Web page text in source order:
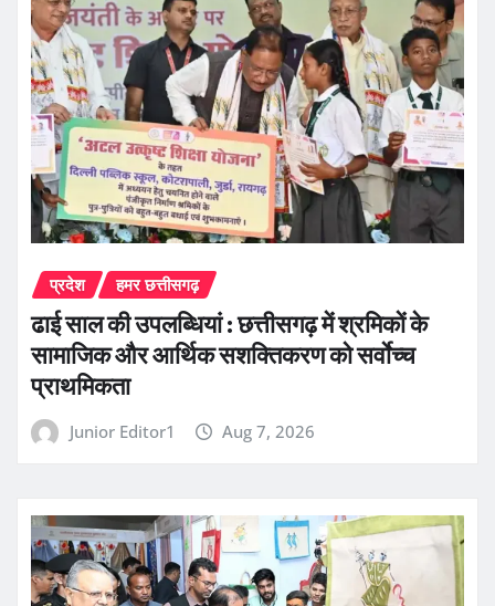
प्रदेश हमर छत्तीसगढ़
ढाई साल की उपलब्धियां : छत्तीसगढ़ में श्रमिकों के
सामाजिक और आर्थिक सशक्तिकरण को सर्वाेच्च
प्राथमिकता
Junior Editor1 Aug 7, 2026